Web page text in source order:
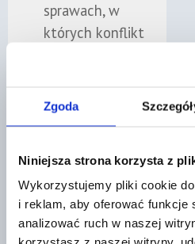
Zgoda
Niniejsza strona korzysta z
Wykorzystujemy pliki cookie
i reklam, aby oferować funkcje
analizować ruch w naszej
sprawach, w
których konflikt
domu,
oszczędności
rozliczeń między
bliskimi.
✓